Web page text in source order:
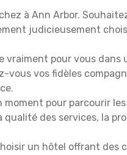
à Ann Arbor.
judicieusement
pour vous dans
vos fidèles
pour parcourir
des services, la
un hôtel offrant